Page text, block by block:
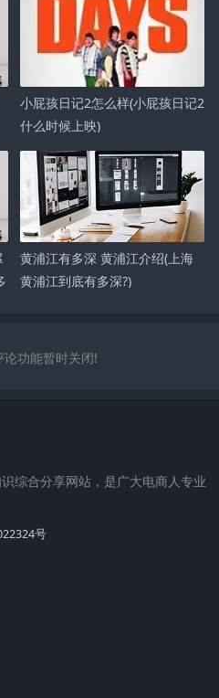
小屁孩日记2怎么样(小屁孩日记2
什么时候上映)
黄浦江有多深 黄浦江介绍(上海
黄浦江到底有多深?)
论功能暂时关闭!
综合分享网站，是广大电商人专业
号